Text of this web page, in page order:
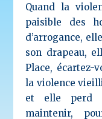
Quand la
paisible des
d’arrogance,
son drapeau,
Place, écartez-
la violence
et elle perd
maintenir,